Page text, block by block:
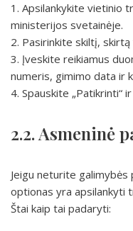
1. Apsilankykite vietinio
ministerijos svetainėje.
2. Pasirinkite skiltį,
3. Įveskite reikiamus
numeris, gimimo data ir
4. Spauskite „Patikrinti“
2.2. Asmeninė
Jeigu neturite
optionas yra apsilankyti
Štai kaip tai padaryti: